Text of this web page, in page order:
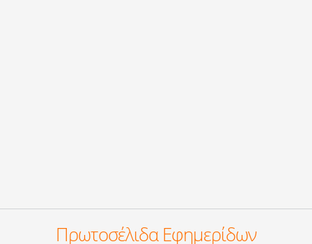
Πρωτοσέλιδα Εφημερίδων